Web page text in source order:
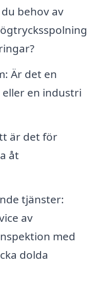
behov av
Är det en
en industri
är det för
åt
tjänster:
av
med
dolda